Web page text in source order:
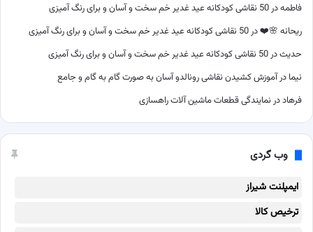
فاطمهدر 50 نقاشی کودکانه عید غدیر خم سخت و آسان و برای رنگ آمیزی
ریحانه 🌸❤️در 50 نقاشی کودکانه عید غدیر خم سخت و آسان و برای رنگ آمیزی
حدیثدر 50 نقاشی کودکانه عید غدیر خم سخت و آسان و برای رنگ آمیزی
نیما درآموزش کشیدن نقاشی رونالدو آسان به صورت گام به گام و جامع
فرهاددر نمایندگی قطعات ماشین آلات راهسازی
وب گردی
ایمپلنت شیراز
ترخیص کالا